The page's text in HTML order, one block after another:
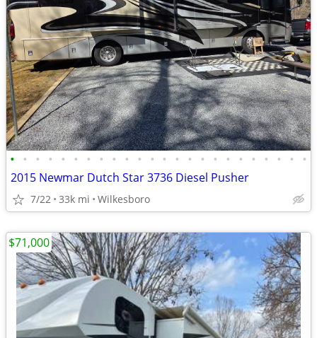
• • • • • • • • • • • • • • • • • • • • • • • •
2015 Newmar Dutch Star 3736 Diesel Pusher
7/22 33k mi Wilkesboro
$71,000